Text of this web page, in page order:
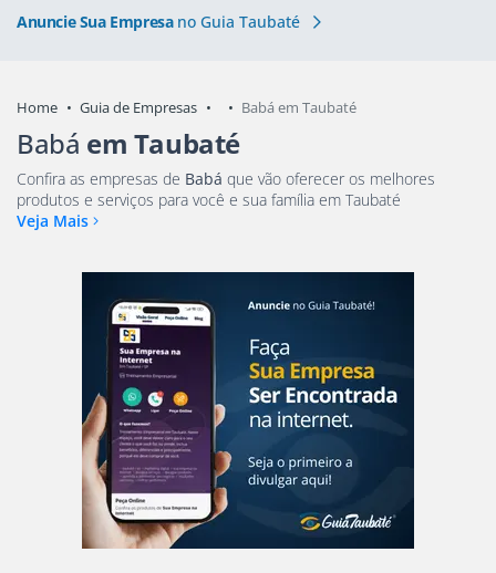
Anuncie Sua Empresano Guia Taubaté
Home Guia de Empresas Babá em Taubaté
Babá em Taubaté
Confira as empresas de Babá que vão oferecer os melhores
produtos e serviços para você e sua família em Taubaté
Veja Mais